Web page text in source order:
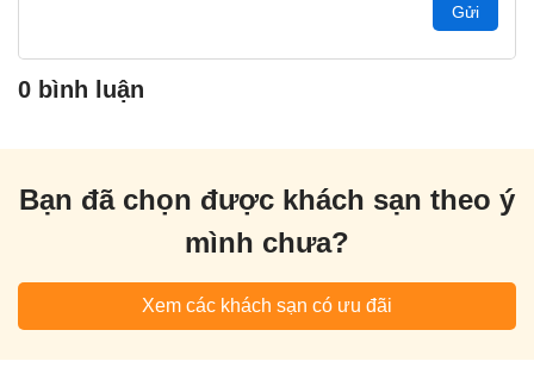
Gửi
0 bình luận
Bạn đã chọn được khách sạn theo ý
mình chưa?
Xem các khách sạn có ưu đãi